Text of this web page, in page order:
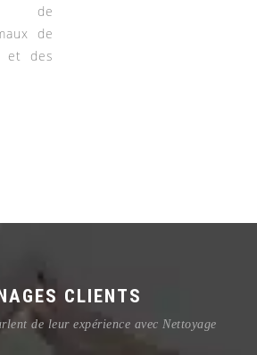
de
de
et des
CLIENTS
de leur expérience avec Nettoyage